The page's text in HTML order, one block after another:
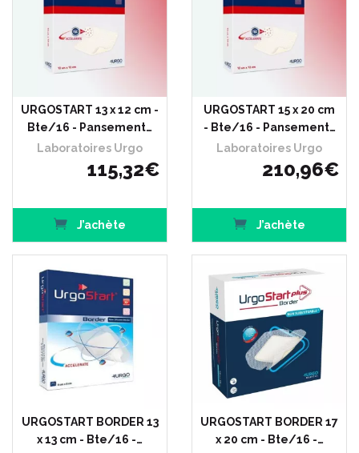
URGOSTART 13 x 12 cm -
Bte/16 - Pansement…
Laboratoires Urgo
115,32€
J’achète
URGOSTART 15 x 20 cm
- Bte/16 - Pansement…
Laboratoires Urgo
210,96€
J’achète
URGOSTART BORDER 13
x 13 cm - Bte/16 -…
URGOSTART BORDER 17
x 20 cm - Bte/16 -…